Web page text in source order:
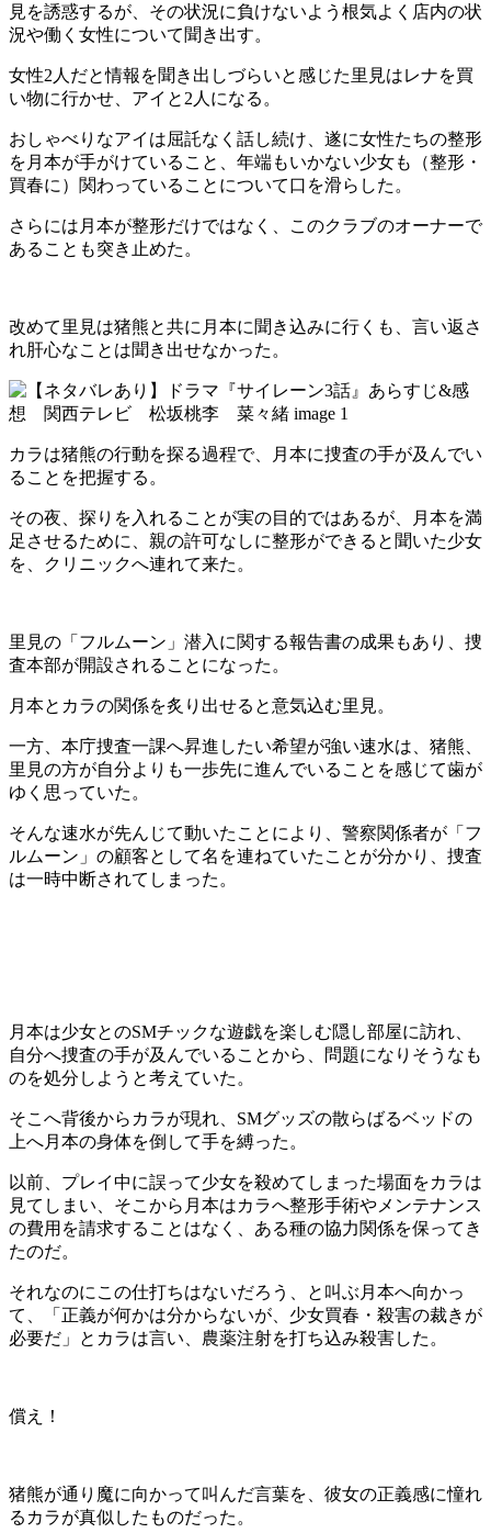
見を誘惑するが、その状況に負けないよう根気よく店内の状
況や働く女性について聞き出す。
女性2人だと情報を聞き出しづらいと感じた里見はレナを買
い物に行かせ、アイと2人になる。
おしゃべりなアイは屈託なく話し続け、遂に女性たちの整形
を月本が手がけていること、年端もいかない少女も（整形・
買春に）関わっていることについて口を滑らした。
さらには月本が整形だけではなく、このクラブのオーナーで
あることも突き止めた。
改めて里見は猪熊と共に月本に聞き込みに行くも、言い返さ
れ肝心なことは聞き出せなかった。
カラは猪熊の行動を探る過程で、月本に捜査の手が及んでい
ることを把握する。
その夜、探りを入れることが実の目的ではあるが、月本を満
足させるために、親の許可なしに整形ができると聞いた少女
を、クリニックへ連れて来た。
里見の「フルムーン」潜入に関する報告書の成果もあり、捜
査本部が開設されることになった。
月本とカラの関係を炙り出せると意気込む里見。
一方、本庁捜査一課へ昇進したい希望が強い速水は、猪熊、
里見の方が自分よりも一歩先に進んでいることを感じて歯が
ゆく思っていた。
そんな速水が先んじて動いたことにより、警察関係者が「フ
ルムーン」の顧客として名を連ねていたことが分かり、捜査
は一時中断されてしまった。
月本は少女とのSMチックな遊戯を楽しむ隠し部屋に訪れ、
自分へ捜査の手が及んでいることから、問題になりそうなも
のを処分しようと考えていた。
そこへ背後からカラが現れ、SMグッズの散らばるベッドの
上へ月本の身体を倒して手を縛った。
以前、プレイ中に誤って少女を殺めてしまった場面をカラは
見てしまい、そこから月本はカラへ整形手術やメンテナンス
の費用を請求することはなく、ある種の協力関係を保ってき
たのだ。
それなのにこの仕打ちはないだろう、と叫ぶ月本へ向かっ
て、「正義が何かは分からないが、少女買春・殺害の裁きが
必要だ」とカラは言い、農薬注射を打ち込み殺害した。
償え！
猪熊が通り魔に向かって叫んだ言葉を、彼女の正義感に憧れ
るカラが真似したものだった。